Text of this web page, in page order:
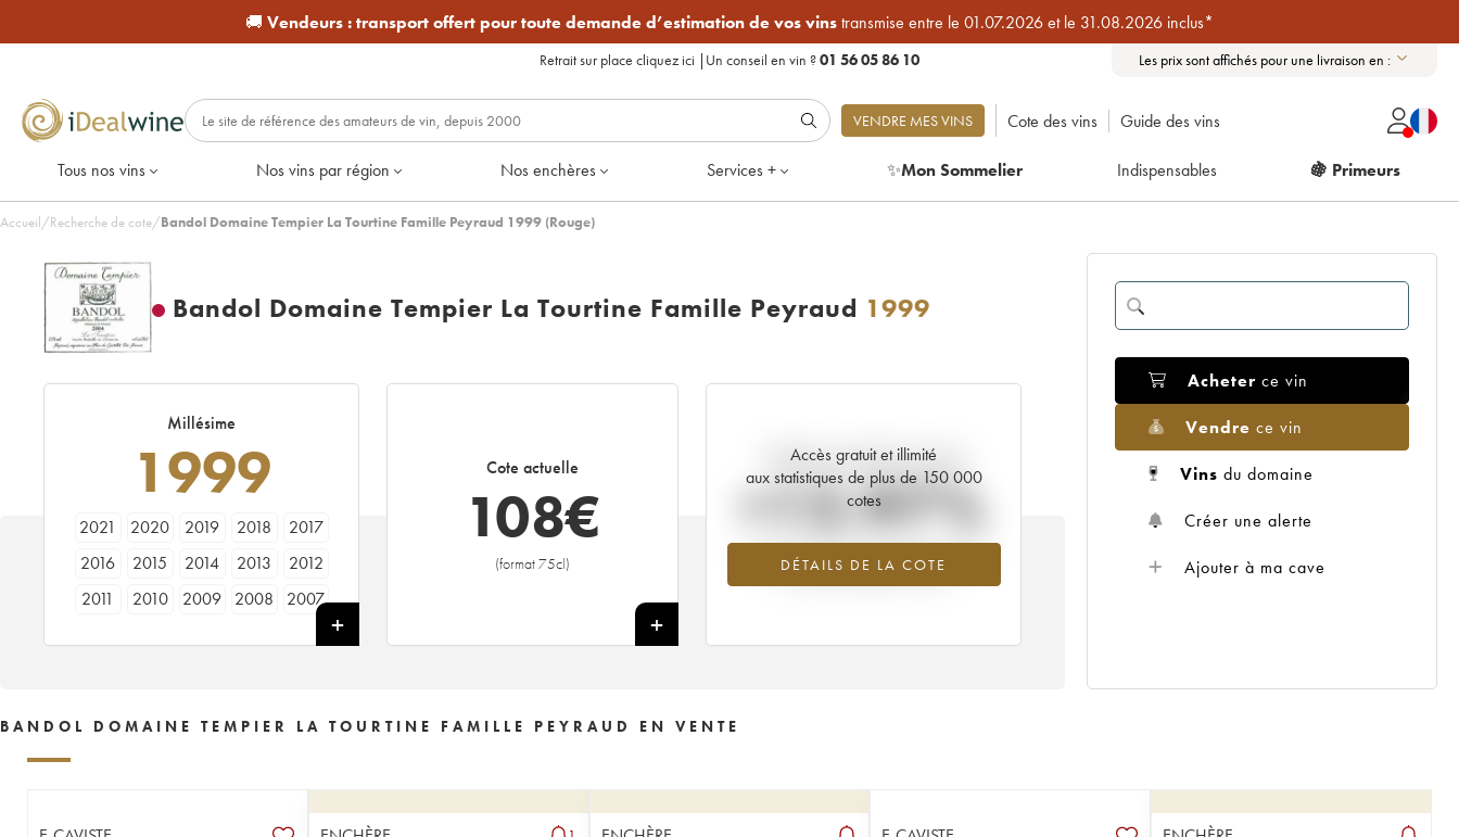
🚚 Vendeurs :transport offert pour toute demande d’estimation de vos vinstransmise entre le 01.07.2026 et le 31.08.2026 inclus*
Retrait sur place cliquez ici | Un conseil en vin ?01 56 05 86 10 Les prix sont affichés pour une livraison en :
VENDRE MES VINS Cote des vins Guide des vins
Tous nos vins Nos vins par région Nos enchères Services + ✨Mon Sommelier Indispensables 🍇 Primeurs
Accueil/Recherche de cote/Bandol Domaine Tempier La Tourtine Famille Peyraud 1999 (Rouge)
Bandol Domaine Tempier La Tourtine Famille Peyraud 1999
Millésime
1999
2021 2020 2019 2018
2017
2016
2015 2014 2013
2012
2011
2010 2009 2008
2007
Cote actuelle
108€
(format 75cl)
+
Accès gratuit et illimité
aux statistiques de plus de 150 000
cotes
DÉTAILS DE LA COTE
Tendance actuelle de la cote
+12.97%
Tendance à la hausse du millésime 1999
en 2026 par rapport à 2025
Acheter ce vin
Vendre ce vin
Vins du domaine
Créer une alerte
Ajouter à ma cave
BANDOL DOMAINE TEMPIER LA TOURTINE FAMILLE PEYRAUD EN VENTE